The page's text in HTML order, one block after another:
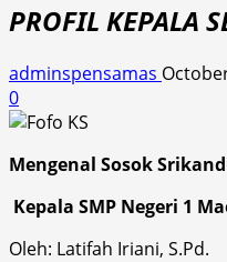
PROFIL KEPALA
adminspensamas
0
Mengenal Sosok
Kepala SMP Negeri 1
Oleh: Latifah Iriani, S.Pd.